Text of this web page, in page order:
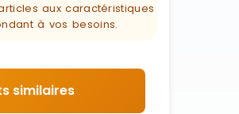
aux caractéristiques
à vos besoins.
similaires